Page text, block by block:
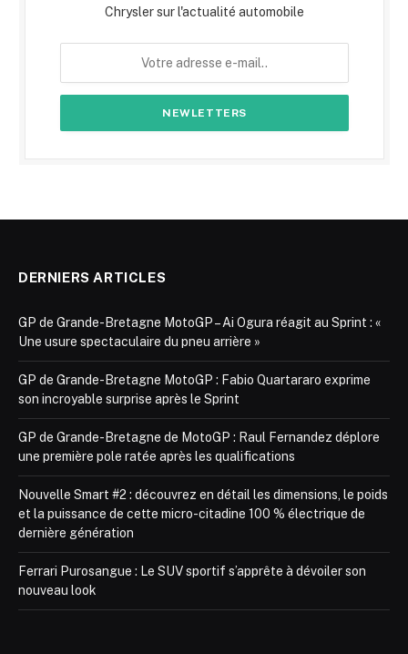
Chrysler sur l'actualité automobile
DERNIERS ARTICLES
GP de Grande-Bretagne MotoGP – Ai Ogura réagit au Sprint : «
Une usure spectaculaire du pneu arrière »
GP de Grande-Bretagne MotoGP : Fabio Quartararo exprime
son incroyable surprise après le Sprint
GP de Grande-Bretagne de MotoGP : Raul Fernandez déplore
une première pole ratée après les qualifications
Nouvelle Smart #2 : découvrez en détail les dimensions, le poids
et la puissance de cette micro-citadine 100 % électrique de
dernière génération
Ferrari Purosangue : Le SUV sportif s’apprête à dévoiler son
nouveau look